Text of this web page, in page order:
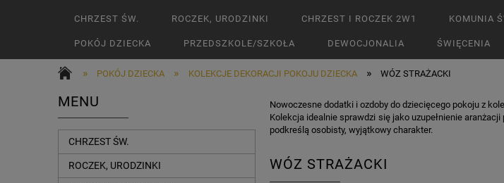
CHRZEST ŚW. ROCZEK, URODZINKI CHRZEST I ROCZEK 2W1 KOMUNIA
POKÓJ DZIECKA PRZEDSZKOLE/SZKOŁA DEWOCJONALIA ŚWIĘCENIA
» POKÓJ DZIECKA » KOLEKCJE DEKORACJI POKOJU DZIECKA » WÓZ STRAŻACKI
MENU
CHRZEST ŚW.
ROCZEK, URODZINKI
Nowoczesne dodatki i ozdoby do dziecięcego pokoju z
Kolekcja idealnie sprawdzi się jako uzupełnienie
podkreślą osobisty, wyjątkowy charakter.
WÓZ STRAŻACKI